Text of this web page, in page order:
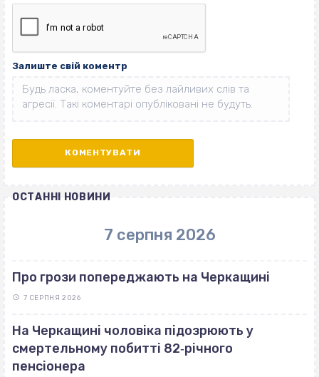
Залиште свій коментр
ОСТАННІ НОВИНИ
7 серпня 2026
Про грози попереджають на Черкащині
7 СЕРПНЯ 2026
На Черкащині чоловіка підозрюють у
смертельному побитті 82‐річного
пенсіонера